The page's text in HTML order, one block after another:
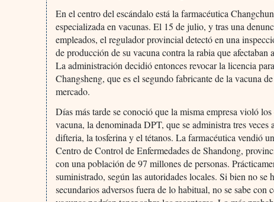
En el centro del escándalo está la farmacéutica
especializada en vacunas. El 15 de julio, y tras una
empleados, el regulador provincial detectó en una
de producción de su vacuna contra la rabia que
La administración decidió entonces revocar la licencia
Changsheng, que es el segundo fabricante de la vacuna
mercado.
Días más tarde se conoció que la misma empresa violó
vacuna, la denominada DPT, que se administra tres veces
difteria, la tosferina y el tétanos. La farmacéutica vendió
Centro de Control de Enfermedades de Shandong,
con una población de 97 millones de personas.
suministrado, según las autoridades locales. Si bien no se
secundarios adversos fuera de lo habitual, no se sabe con